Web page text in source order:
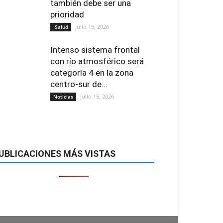
también debe ser una
prioridad
Salud julio 15, 2026
Intenso sistema frontal
con río atmosférico será
categoría 4 en la zona
centro-sur de...
Noticias julio 15, 2026
MÁS VISTAS